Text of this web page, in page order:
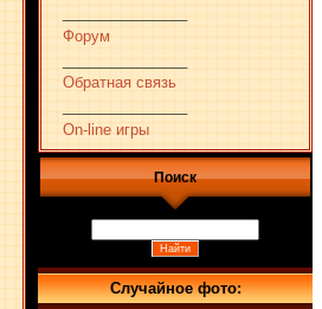
Форум
Обратная связь
On-line игры
Поиск
Случайное фото: